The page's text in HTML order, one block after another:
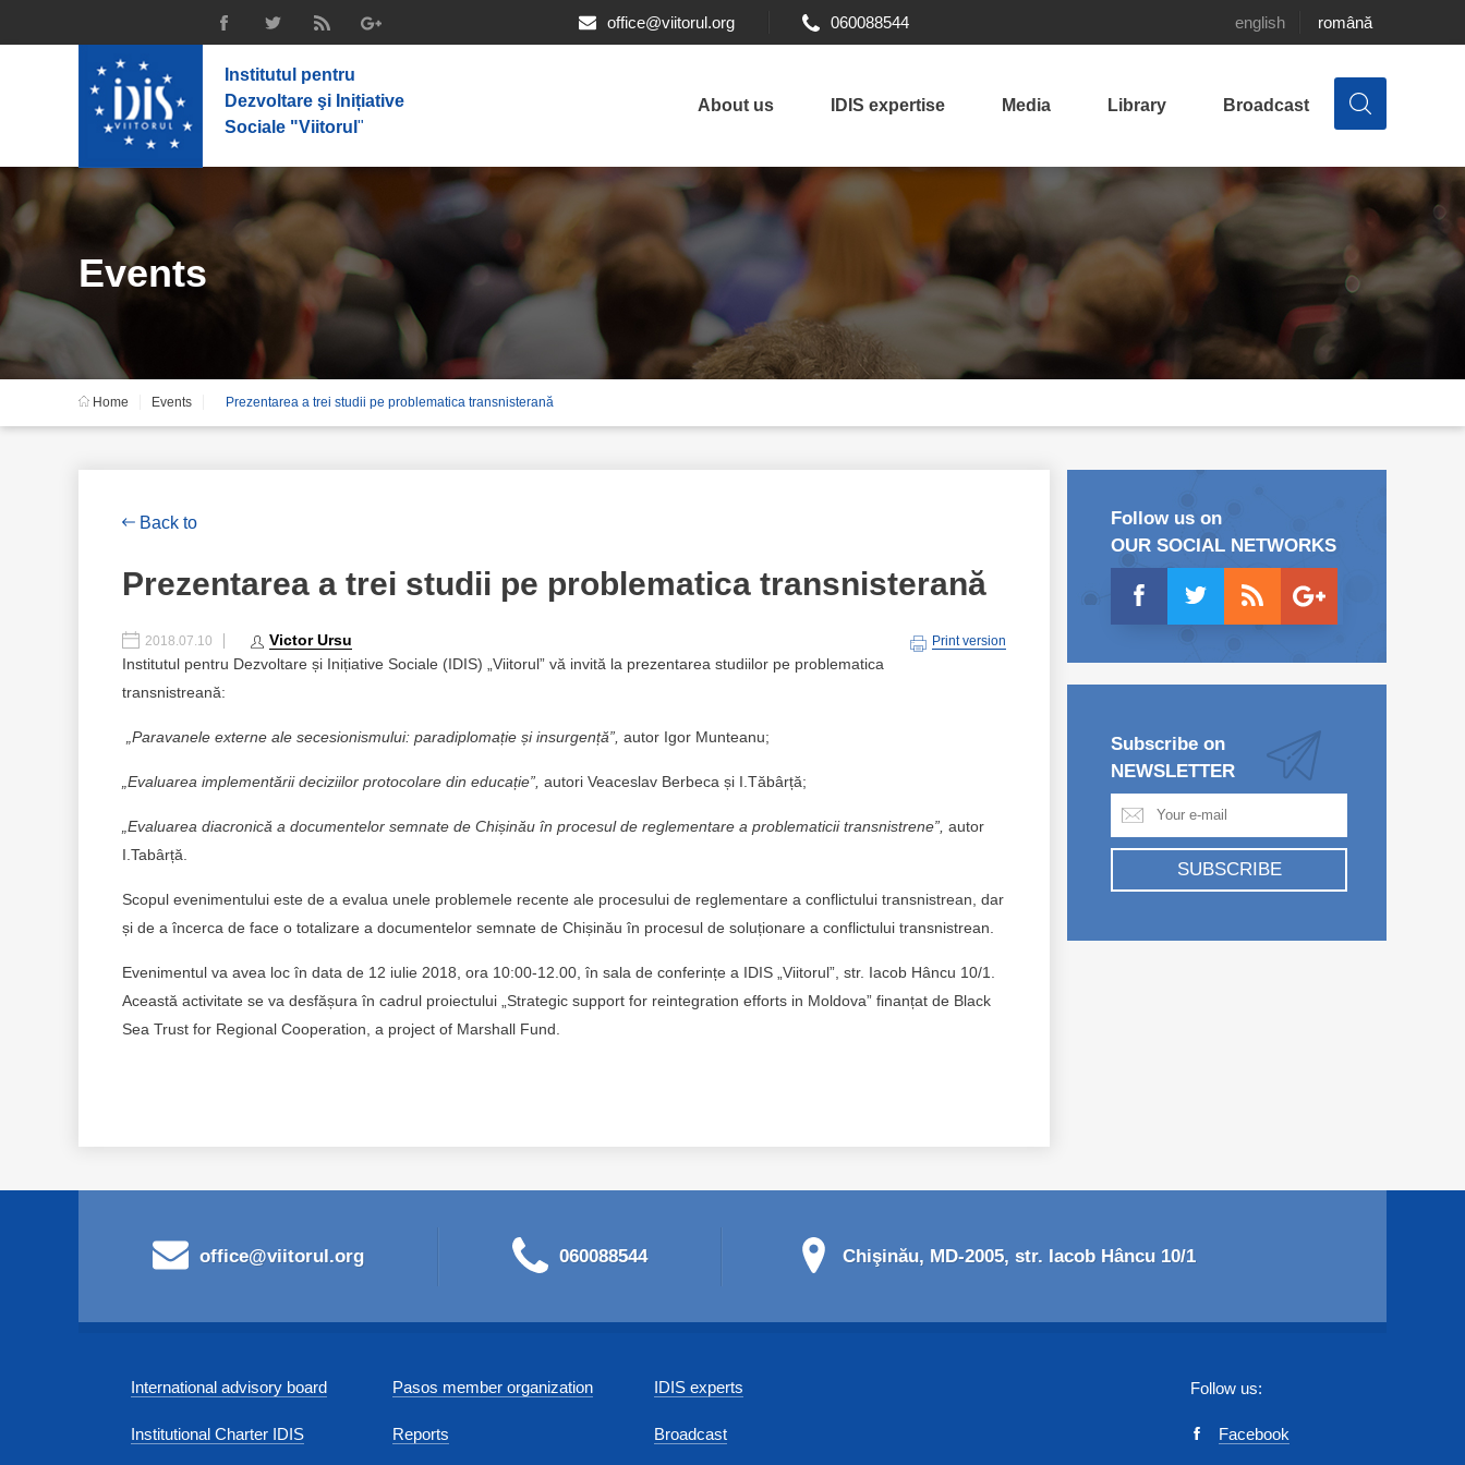
office@viitorul.org 060088544 english română
Institutul pentru
Dezvoltare şi Inițiative
Sociale "Viitorul "
About us IDIS expertise Media Library Broadcast
Events
Home Events Prezentarea a trei studii pe problematica transnisterană
Back to
Prezentarea a trei studii pe problematica transnisterană
2018.07.10 Victor Ursu Print version
Institutul pentru Dezvoltare și Inițiative Sociale (IDIS) „Viitorul” vă invită la prezentarea studiilor pe problematica
transnistreană:
„Paravanele externe ale secesionismului: paradiplomație și insurgență”, autor Igor Munteanu;
„Evaluarea implementării deciziilor protocolare din educație”, autori Veaceslav Berbeca și I.Tăbârță;
Evaluarea diacronică a documentelor semnate de Chișinău în procesul de reglementare a problematicii transnistrene”, autor
I.Tabârță.
Scopul evenimentului este de a evalua unele problemele recente ale procesului de reglementare a conflictului transnistrean, dar
și de a încerca de face o totalizare a documentelor semnate de Chișinău în procesul de soluționare a conflictului transnistrean.
Evenimentul va avea loc în data de 12 iulie 2018, ora 10:00-12.00, în sala de conferințe a IDIS „Viitorul”, str. Iacob Hâncu 10/1.
Această activitate se va desfășura în cadrul proiectului „Strategic support for reintegration efforts in Moldova” finanțat de Black
Sea Trust for Regional Cooperation, a project of Marshall Fund.
Follow us on
OUR SOCIAL NETWORKS
Subscribe on
NEWSLETTER
SUBSCRIBE
office@viitorul.org 060088544 Chişinău, MD-2005, str. Iacob Hâncu 10/1
International advisory board
Institutional Charter IDIS
Pasos member organization
Reports
IDIS experts
Broadcast
Follow us:
Facebook